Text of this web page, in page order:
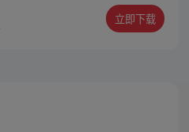
个穿越到他身上的普通人，
斗技能，我都不会啊……
立即下载